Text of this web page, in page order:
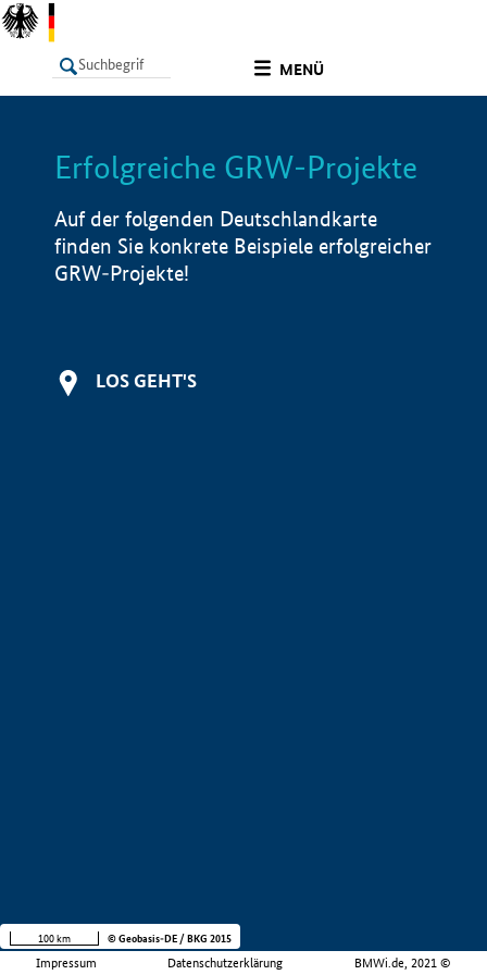
MENÜ
LISTE Info
Erfolgreiche GRW-Projekte
Auf der folgenden Deutschlandkarte
finden Sie konkrete Beispiele erfolgreicher
GRW-Projekte!
LOS GEHT'S
Impressum Datenschutzerklärung BMWi.de, 2021 ©
100 km © Geobasis-DE / BKG 2015